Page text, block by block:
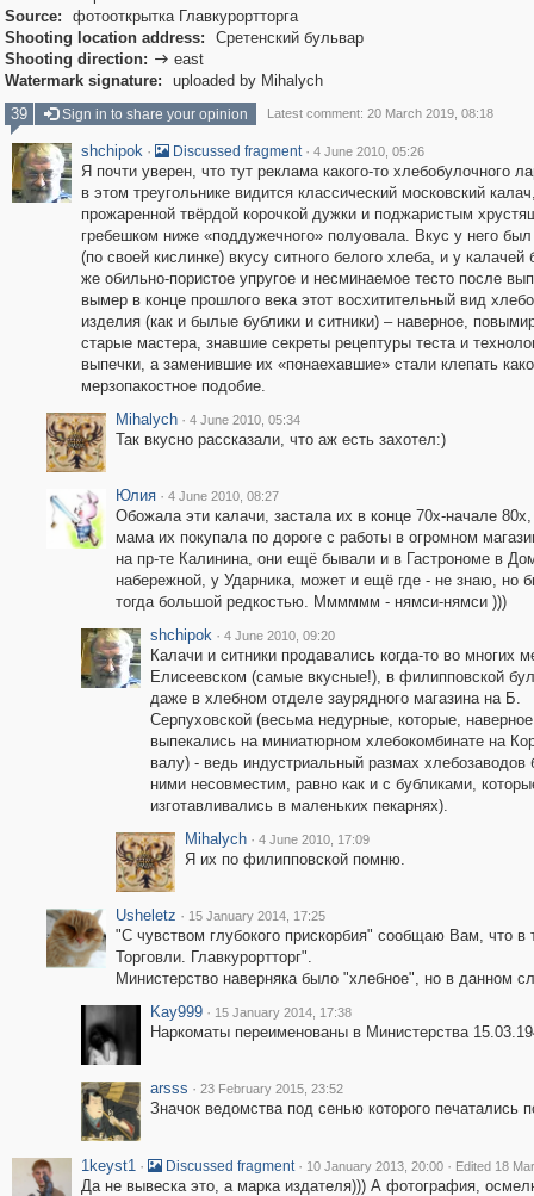
Source:
фотооткрытка Главкурортторга
Shooting location address:
Сретенский бульвар
Shooting direction:  east
Watermark signature:
uploaded by Mihalych
39
Sign in to share your opinion Latest comment: 20 March 2019, 08:18
shchipok · Discussed fragment · 4 June 2010, 05:26
Я почти уверен, что тут реклама какого-то хлебобулочного
в этом треугольнике видится классический московский
прожаренной твёрдой корочкой дужки и поджаристым
гребешком ниже «поддужечного» полуовала. Вкус у него
(по своей кислинке) вкусу ситного белого хлеба, и у калачей
же обильно-пористое упругое и несминаемое тесто после
вымер в конце прошлого века этот восхитительный вид
изделия (как и былые бублики и ситники) – наверное,
старые мастера, знавшие секреты рецептуры теста и
выпечки, а заменившие их «понаехавшие» стали клепать
мерзопакостное подобие.
Mihalych · 4 June 2010, 05:34
Так вкусно рассказали, что аж есть захотел:)
Юлия · 4 June 2010, 08:27
Обожала эти калачи, застала их в конце 70х-начале 80х,
мама их покупала по дороге с работы в огромном
на пр-те Калинина, они ещё бывали и в Гастрономе в
набережной, у Ударника, может и ещё где - не знаю, но
тогда большой редкостью. Мммммм - нямси-нямси )))
shchipok · 4 June 2010, 09:20
Калачи и ситники продавались когда-то во многих
Елисеевском (самые вкусные!), в филипповской
даже в хлебном отделе заурядного магазина на Б.
Серпуховской (весьма недурные, которые,
выпекались на миниатюрном хлебокомбинате на
валу) - ведь индустриальный размах хлебозаводов
ними несовместим, равно как и с бубликами,
изготавливались в маленьких пекарнях).
Mihalych · 4 June 2010, 17:09
Я их по филипповской помню.
Usheletz · 15 January 2014, 17:25
"С чувством глубокого прискорбия" сообщаю Вам, что
Торговли. Главкурортторг".
Министерство наверняка было "хлебное", но в данном
Kay999 · 15 January 2014, 17:38
Наркоматы переименованы в Министерства
arsss · 23 February 2015, 23:52
Значок ведомства под сенью которого печатались
1keyst1 · Discussed fragment · 10 January 2013, 20:00 · Edited 18
Да не вывеска это, а марка издателя))) А фотография,